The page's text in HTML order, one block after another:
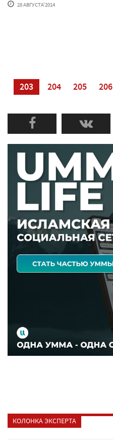
28 АВГУСТА'2014
203 204 205 206
КОЛОНКА ЭКСПЕРТА